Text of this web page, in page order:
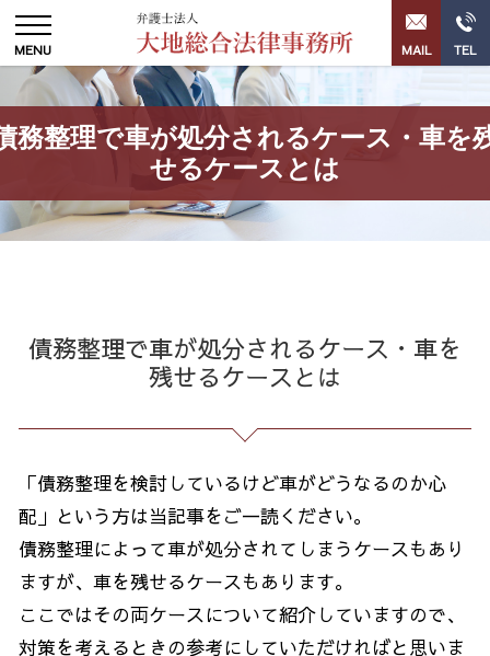
務整理で車が処分されるケース・車を
せるケースとは
債務整理で車が処分されるケース・車を
残せるケースとは
「債務整理を検討しているけど車がどうなるのか心
配」という方は当記事をご一読ください。
債務整理によって車が処分されてしまうケースもあり
ますが、車を残せるケースもあります。
ここではその両ケースについて紹介していますので、
対策を考えるときの参考にしていただければと思いま